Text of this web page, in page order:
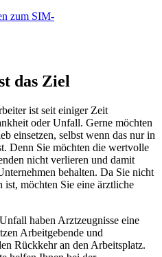
zum SIM-
das Ziel
ist seit einiger Zeit
oder Unfall. Gerne möchten
einsetzen, selbst wenn das nur in
Denn Sie möchten die wertvolle
nicht verlieren und damit
behalten. Da Sie nicht
ist, möchten Sie eine ärztliche
haben Arztzeugnisse eine
Arbeitgebende und
Rückkehr an den Arbeitsplatz.